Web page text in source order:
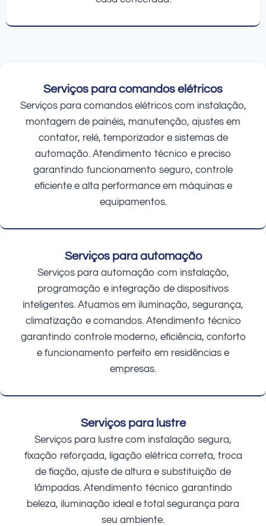
Serviços para comandos elétricos
Serviços para comandos elétricos com instalação,
montagem de painéis, manutenção, ajustes em
contator, relé, temporizador e sistemas de
automação. Atendimento técnico e preciso
garantindo funcionamento seguro, controle
eficiente e alta performance em máquinas e
equipamentos.
Serviços para automação
Serviços para automação com instalação,
programação e integração de dispositivos
inteligentes. Atuamos em iluminação, segurança,
climatização e comandos. Atendimento técnico
garantindo controle moderno, eficiência, conforto
e funcionamento perfeito em residências e
empresas.
Serviços para lustre
Serviços para lustre com instalação segura,
fixação reforçada, ligação elétrica correta, troca
de fiação, ajuste de altura e substituição de
lâmpadas. Atendimento técnico garantindo
beleza, iluminação ideal e total segurança para
seu ambiente.